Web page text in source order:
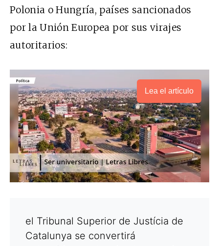
Polonia o Hungría, países sancionados
por la Unión Europea por sus virajes
autoritarios:
Lea el artículo
el Tribunal Superior de Justícia de
Catalunya se convertirá